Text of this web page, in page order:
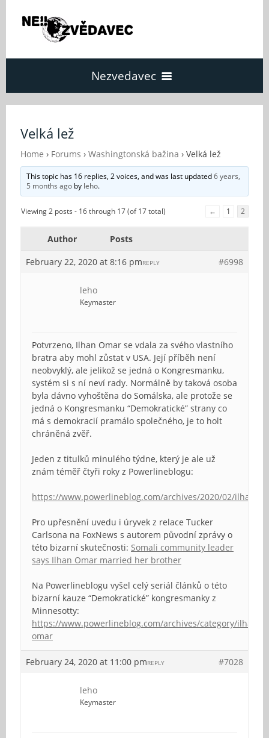
Nezvedavec
Fórum
Velká lež
Home › Forums › Washingtonská bažina › Velká lež
This topic has 16 replies, 2 voices, and was last updated6 years,
5 months ago by leho.
Viewing 2 posts - 16 through 17 (of 17 total) ← 1 2
Author
Posts
February 22, 2020 at 8:16 pm
#6998
REPLY
leho
Keymaster
Potvrzeno, Ilhan Omar se vdala za svého vlastního
bratra aby mohl zůstat v USA. Její příběh není
neobvyklý, ale jelikož se jedná o Kongresmanku,
systém si s ní neví rady. Normálně by taková osoba
byla dávno vyhoštěna do Somálska, ale protože se
jedná o Kongresmanku “Demokratické” strany co
má s demokracií pramálo společného, je to holt
chráněná zvěř.
Jeden z titulků minulého týdne, který je ale už
znám téměř čtyři roky z Powerlineblogu:
https://www.powerlineblog.com/archives/2020/02/
Pro upřesnění uvedu i úryvek z relace Tucker
Carlsona na FoxNews s autorem původní zprávy o
této bizarní skutečnosti: Somali community leader
says Ilhan Omar married her brother
Na Powerlineblogu vyšel celý seriál článků o této
bizarní kauze “Demokratické” kongresmanky z
Minnesotty:
https://www.powerlineblog.com/archives/category/ilhan-
omar
February 24, 2020 at 11:00 pm #7028
REPLY
leho
Keymaster